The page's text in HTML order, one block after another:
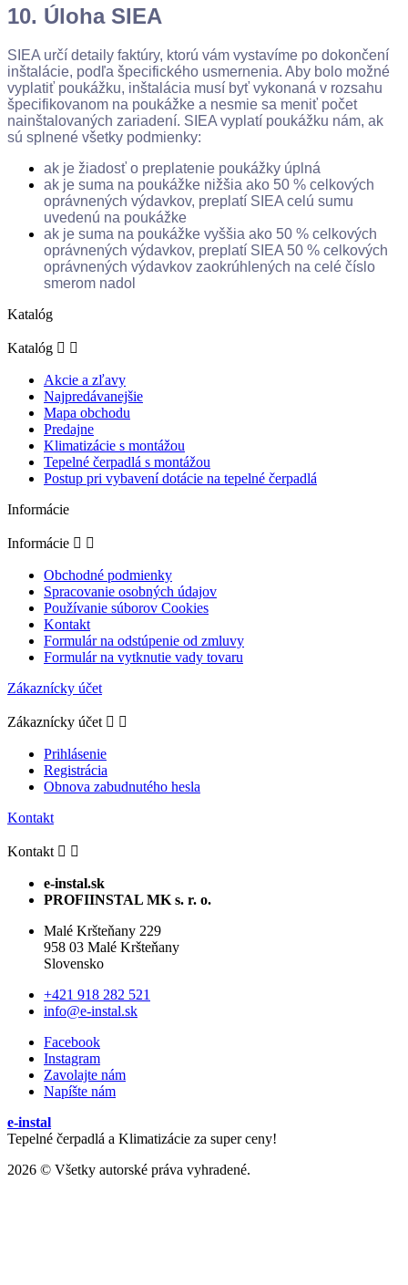
10. Úloha SIEA
SIEA určí detaily faktúry, ktorú vám vystavíme po dokončení
inštalácie, podľa špecifického usmernenia. Aby bolo možné
vyplatiť poukážku, inštalácia musí byť vykonaná v rozsahu
špecifikovanom na poukážke a nesmie sa meniť počet
nainštalovaných zariadení. SIEA vyplatí poukážku nám, ak
sú splnené všetky podmienky:
ak je žiadosť o preplatenie poukážky úplná
ak je suma na poukážke nižšia ako 50 % celkových
oprávnených výdavkov, preplatí SIEA celú sumu
uvedenú na poukážke
ak je suma na poukážke vyššia ako 50 % celkových
oprávnených výdavkov, preplatí SIEA 50 % celkových
oprávnených výdavkov zaokrúhlených na celé číslo
smerom nadol
Katalóg
Katalóg  
Akcie a zľavy
Najpredávanejšie
Mapa obchodu
Predajne
Klimatizácie s montážou
Tepelné čerpadlá s montážou
Postup pri vybavení dotácie na tepelné čerpadlá
Informácie
Informácie  
Obchodné podmienky
Spracovanie osobných údajov
Používanie súborov Cookies
Kontakt
Formulár na odstúpenie od zmluvy
Formulár na vytknutie vady tovaru
Zákaznícky účet
Zákaznícky účet  
Prihlásenie
Registrácia
Obnova zabudnutého hesla
Kontakt
Kontakt  
e-instal.sk
PROFIINSTAL MK s. r. o.
Malé Kršteňany 229
958 03 Malé Kršteňany
Slovensko
+421 918 282 521
info@e-instal.sk
Facebook
Instagram
Zavolajte nám
Napíšte nám
e-instal
Tepelné čerpadlá a Klimatizácie za super ceny!
2026 © Všetky autorské práva vyhradené.